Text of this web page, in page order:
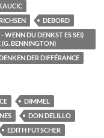
DEBORD
DU DENKST ES SEI)
(G. BENNINGTON)
DER DIFFÉRANCE
DIMMEL
DON DELILLO
EDITH FUTSCHER